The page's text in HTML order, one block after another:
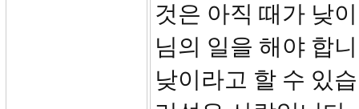
것은 아직 때가 낮
님의 일을 해야 합
낮이라고 할 수 있